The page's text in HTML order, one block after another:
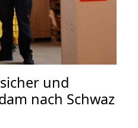
und
nach Schwaz